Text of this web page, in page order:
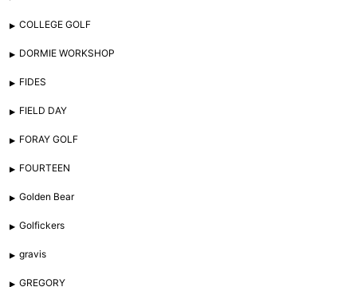
COLLEGE GOLF
DORMIE WORKSHOP
FIDES
FIELD DAY
FORAY GOLF
FOURTEEN
Golden Bear
Golfickers
gravis
GREGORY